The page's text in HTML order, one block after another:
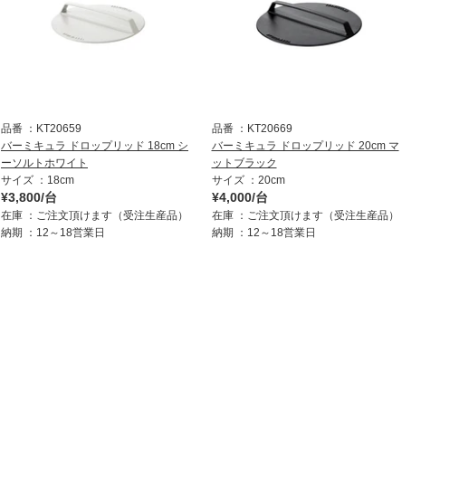
品番
KT20659
バーミキュラ ドロップリッド 18cm シ
ーソルトホワイト
サイズ
18cm
¥3,800/台
在庫
ご注文頂けます（受注生産品）
納期
12～18営業日
品番
KT20669
バーミキュラ ドロップリッド 20cm マ
ットブラック
サイズ
20cm
¥4,000/台
在庫
ご注文頂けます（受注生産品）
納期
12～18営業日